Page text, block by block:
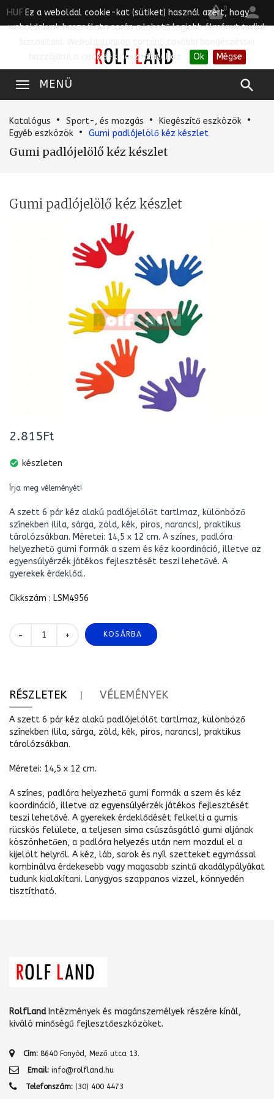
Ez a weboldal cookie-kat (sütiket) használ azért, hogy
weboldalunk használata során a lehető legjobb élményt tudjuk
hozzájárul a cookie-k használatához..
Ok Mégse
HUF 0 
MENÜ 
Katalógus Sport-, és mozgás
Kiegészítő eszközök
Egyéb eszközök
Gumi padlójelölő kéz készlet
Gumi padlójelölő kéz készlet
Gumi padlójelölő kéz készlet
2.815Ft
check_circle készleten
Írja meg véleményét!
A szett 6 pár kéz alakú padlójelölőt tartlmaz, különböző
színekben (lila, sárga, zöld, kék, piros, narancs), praktikus
tárolózsákban. Méretei: 14,5 x 12 cm. A színes, padlóra
helyezhető gumi formák a szem és kéz koordináció, illetve az
egyensúlyérzék játékos fejlesztését teszi lehetővé. A
gyerekek érdeklőd..
Cikkszám : LSM4956
+
- KOSÁRBA
RÉSZLETEK VÉLEMÉNYEK
A szett 6 pár kéz alakú padlójelölőt tartlmaz, különböző
színekben (lila, sárga, zöld, kék, piros, narancs), praktikus
tárolózsákban.
Méretei: 14,5 x 12 cm.
A színes, padlóra helyezhető gumi formák a szem és kéz
koordináció, illetve az egyensúlyérzék játékos fejlesztését
teszi lehetővé. A gyerekek érdeklődését felkelti a gumis
rücskös felülete, a teljesen sima csúszásgátló gumi aljának
köszönhetően, a padlóra helyezés után nem mozdul el a
kijelölt helyről. A kéz, láb, sarok és nyíl szetteket egymással
kombinálva érdekesebb vagy magasabb szintű akadálypályákat
tudunk kialakítani. Lanygyos szappanos vizzel, könnyedén
tisztítható.
RolfLandIntézmények és magánszemélyek részére kínál,
kiváló minőségű fejlesztőeszközöket.
Cím: 8640 Fonyód, Mező utca 13.
Email: info@rolfland.hu
Telefonszám: (30) 400 4473